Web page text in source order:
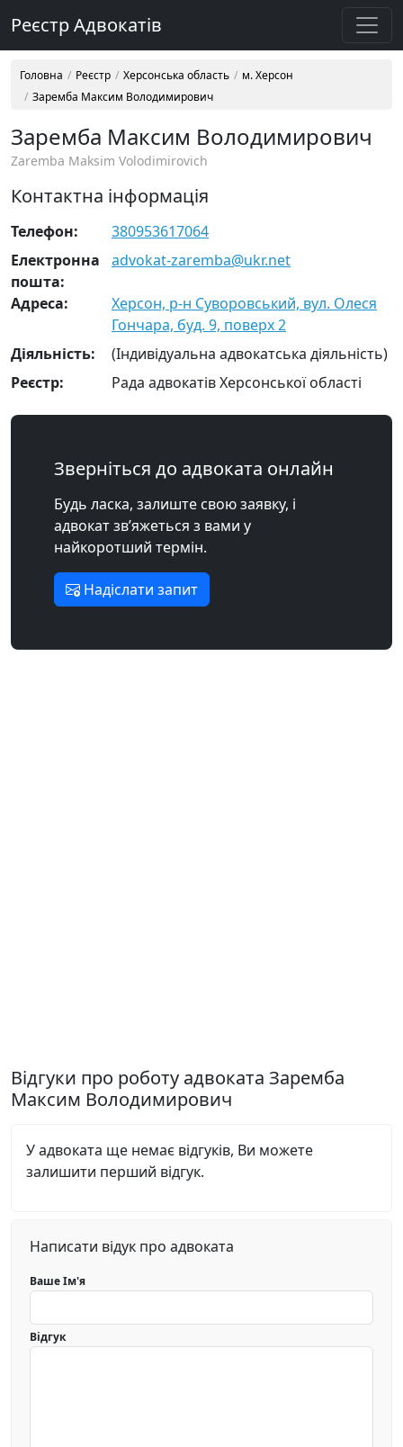
Реєстр Адвокатів
Головна Реєстр Херсонська область
м. Херсон
Заремба Максим Володимирович
Заремба Максим Володимирович
Zaremba Maksim Volodimirovich
Контактна інформація
Телефон:
380953617064
Електронна
пошта:
advokat-zaremba@ukr.net
Адреса:
Херсон, р-н Суворовський, вул. Олеся
Гончара, буд. 9, поверх 2
Діяльність:
(Індивідуальна адвокатська діяльність)
Реєстр:
Рада адвокатів Херсонської області
Зверніться до адвоката онлайн
Будь ласка, залиште свою заявку, і
адвокат зв’яжеться з вами у
найкоротший термін.
Надіслати запит
Відгуки про роботу адвоката Заремба
Максим Володимирович
У адвоката ще немає відгуків, Ви можете
залишити перший відгук.
Написати відук про адвоката
Ваше Ім'я
Відгук